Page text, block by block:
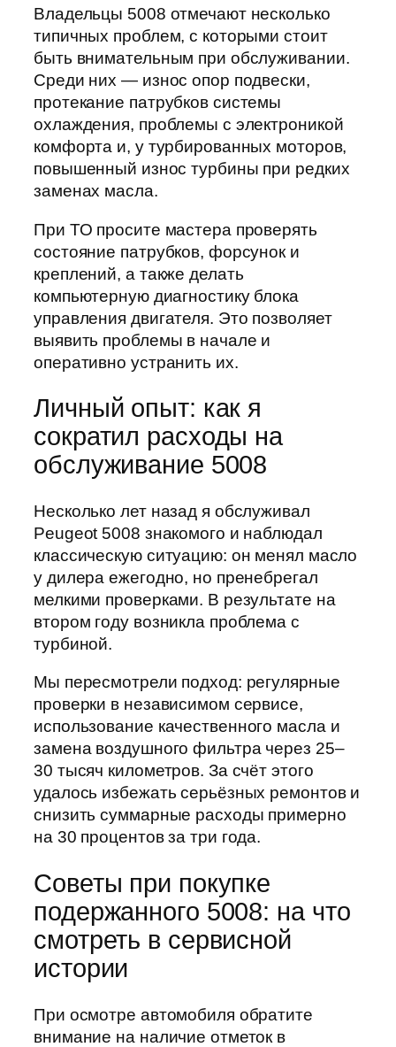
Владельцы 5008 отмечают несколько
типичных проблем, с которыми стоит
быть внимательным при обслуживании.
Среди них — износ опор подвески,
протекание патрубков системы
охлаждения, проблемы с электроникой
комфорта и, у турбированных моторов,
повышенный износ турбины при редких
заменах масла.
При ТО просите мастера проверять
состояние патрубков, форсунок и
креплений, а также делать
компьютерную диагностику блока
управления двигателя. Это позволяет
выявить проблемы в начале и
оперативно устранить их.
Личный опыт: как я
сократил расходы на
обслуживание 5008
Несколько лет назад я обслуживал
Peugeot 5008 знакомого и наблюдал
классическую ситуацию: он менял масло
у дилера ежегодно, но пренебрегал
мелкими проверками. В результате на
втором году возникла проблема с
турбиной.
Мы пересмотрели подход: регулярные
проверки в независимом сервисе,
использование качественного масла и
замена воздушного фильтра через 25–
30 тысяч километров. За счёт этого
удалось избежать серьёзных ремонтов и
снизить суммарные расходы примерно
на 30 процентов за три года.
Советы при покупке
подержанного 5008: на что
смотреть в сервисной
истории
При осмотре автомобиля обратите
внимание на наличие отметок в